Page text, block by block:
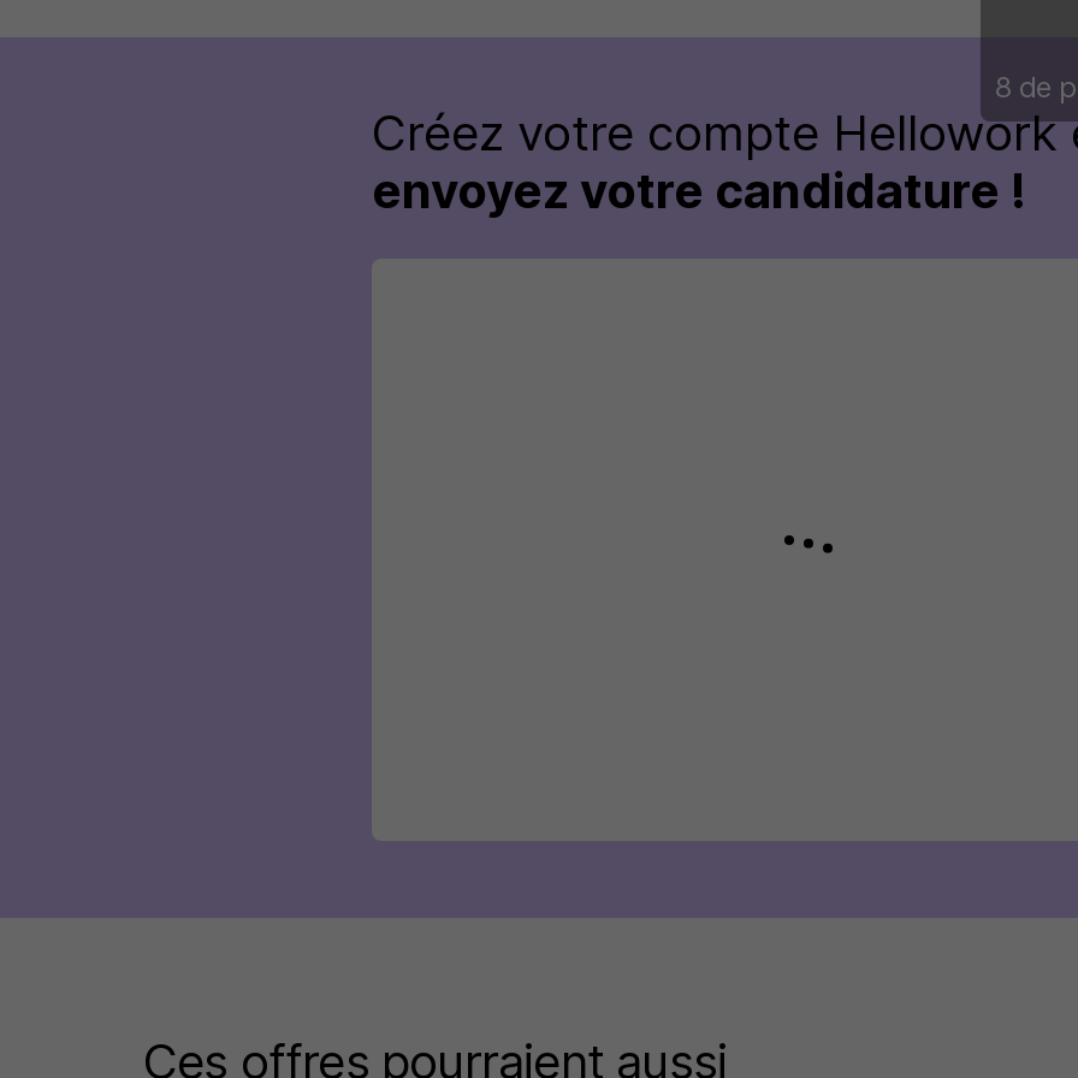
8 de
Créez votre compte Hellowork
envoyez votre candidature !
Ces offres pourraient aussi